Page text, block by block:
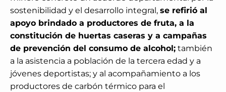
sostenibilidad y el desarrollo integral, se refirió al
apoyo brindado a productores de fruta, a la
constitución de huertas caseras y a campañas
de prevención del consumo de alcohol; también
a la asistencia a población de la tercera edad y a
jóvenes deportistas; y al acompañamiento a los
productores de carbón térmico para el